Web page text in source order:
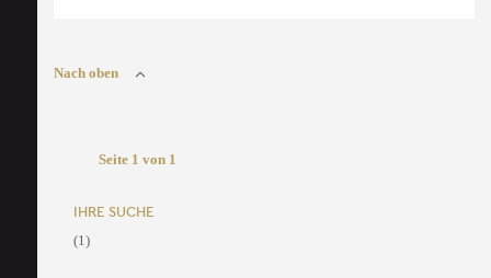
Nach oben
Seite 1 von 1
IHRE SUCHE
(1)